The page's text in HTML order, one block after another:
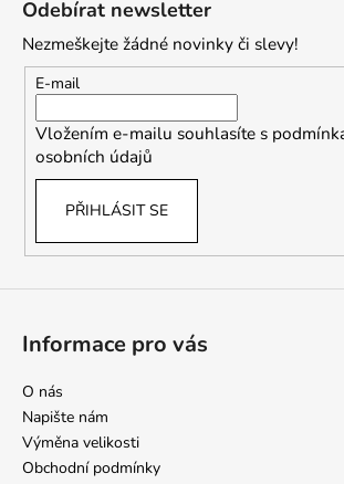
Odebírat newsletter
Nezmeškejte žádné novinky či slevy!
E-mail
Vložením e-mailu souhlasíte s
osobních údajů
PŘIHLÁSIT SE
Informace pro vás
O nás
Napište nám
Výměna velikosti
Obchodní podmínky